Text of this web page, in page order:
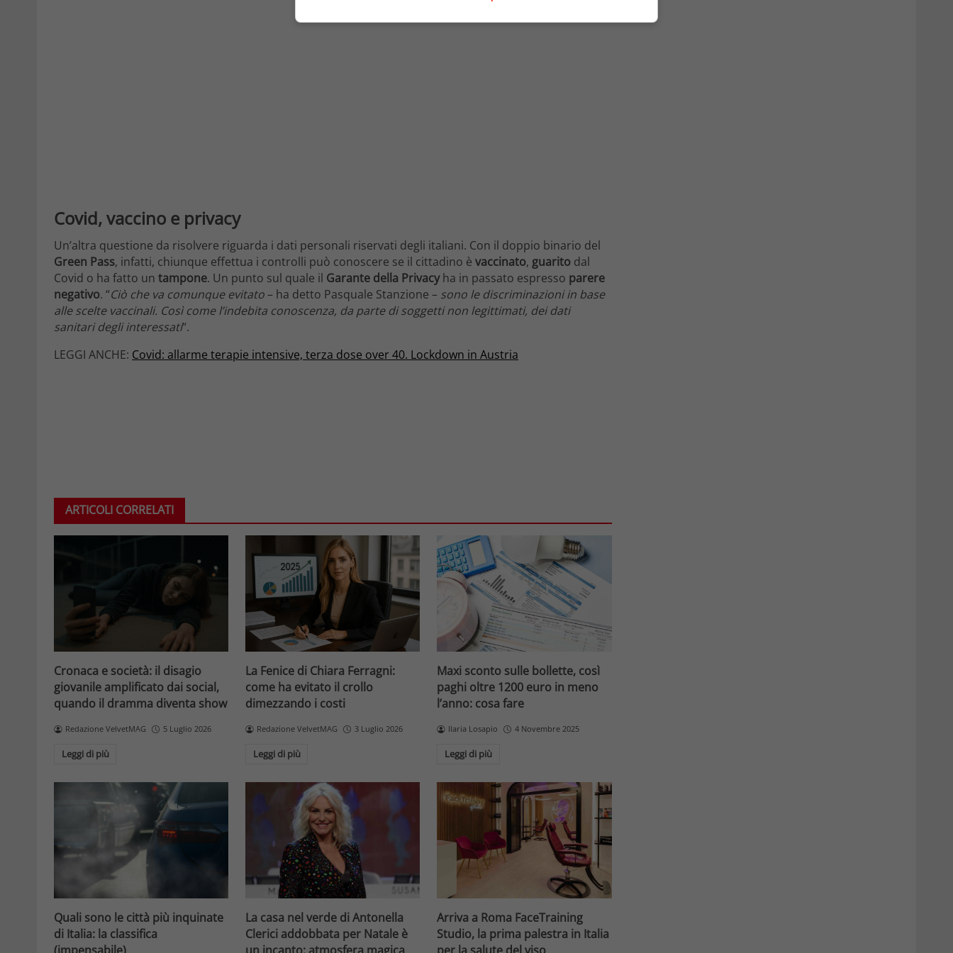
Covid, vaccino e privacy
Un’altra questione da risolvere riguarda i dati personali riservati degli italiani. Con il doppio binario del
Green Pass, infatti, chiunque effettua i controlli può conoscere se il cittadino è vaccinato, guarito dal
Covid o ha fatto un tampone. Un punto sul quale il Garante della Privacyha in passato espresso parere
negativo. “Ciò che va comunque evitato– ha detto Pasquale Stanzione – sono le discriminazioni in base
alle scelte vaccinali. Così come l’indebita conoscenza, da parte di soggetti non legittimati, dei dati
sanitari degli interessati“.
LEGGI ANCHE: Covid: allarme terapie intensive, terza dose over 40. Lockdown in Austria
ARTICOLI CORRELATI
Cronaca e società: il disagio
giovanile amplificato dai social,
quando il dramma diventa show
Redazione VelvetMAG 5 Luglio 2026
Leggi di più
La Fenice di Chiara Ferragni:
come ha evitato il crollo
dimezzando i costi
Redazione VelvetMAG 3 Luglio 2026
Leggi di più
Maxi sconto sulle bollette, così
paghi oltre 1200 euro in meno
l’anno: cosa fare
Ilaria Losapio 4 Novembre 2025
Leggi di più
Quali sono le città più inquinate
di Italia: la classifica
La casa nel verde di Antonella
Clerici addobbata per Natale è
Arriva a Roma FaceTraining
Studio, la prima palestra in Italia